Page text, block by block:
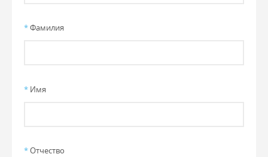
*Фамилия
* Имя
*Отчество